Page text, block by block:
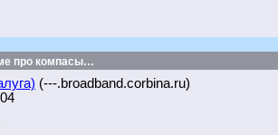
про компасы…
(---.broadband.corbina.ru)